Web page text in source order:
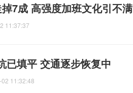
7成 高强度加班文化引不满
11:37:37
已填平 交通逐步恢复中
11:32:48